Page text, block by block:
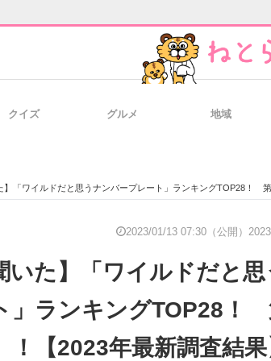
クイズ グルメ 地域
「ワイルドだと思うナンバープレート」ランキングTOP28！ 第1位は「なにわ
2023/01/13 07:30（公開）
いた】「ワイルドだと
」ランキングTOP28！
！【2023年最新調査結果